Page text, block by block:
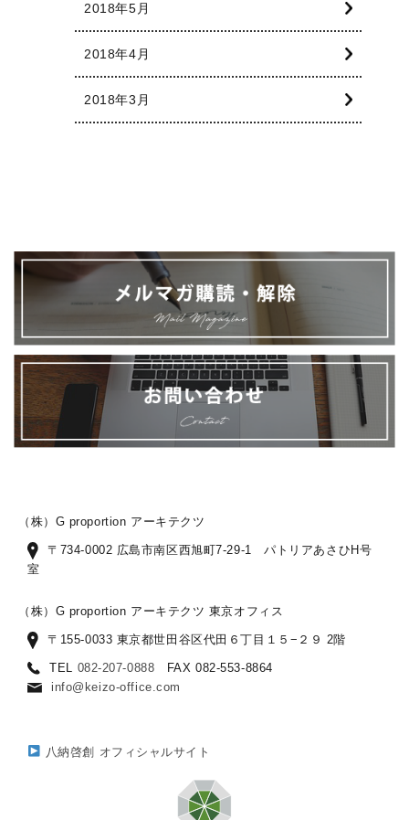
2018年5月
2018年4月
2018年3月
（株）G proportion アーキテクツ
〒734-0002 広島市南区西旭町7-29-1 パトリアあさひH号
室
（株）G proportion アーキテクツ 東京オフィス
〒155-0033 東京都世田谷区代田６丁目１５−２９ 2階
TEL 082-207-0888 FAX 082-553-8864
info@keizo-office.com
八納啓創 オフィシャルサイト